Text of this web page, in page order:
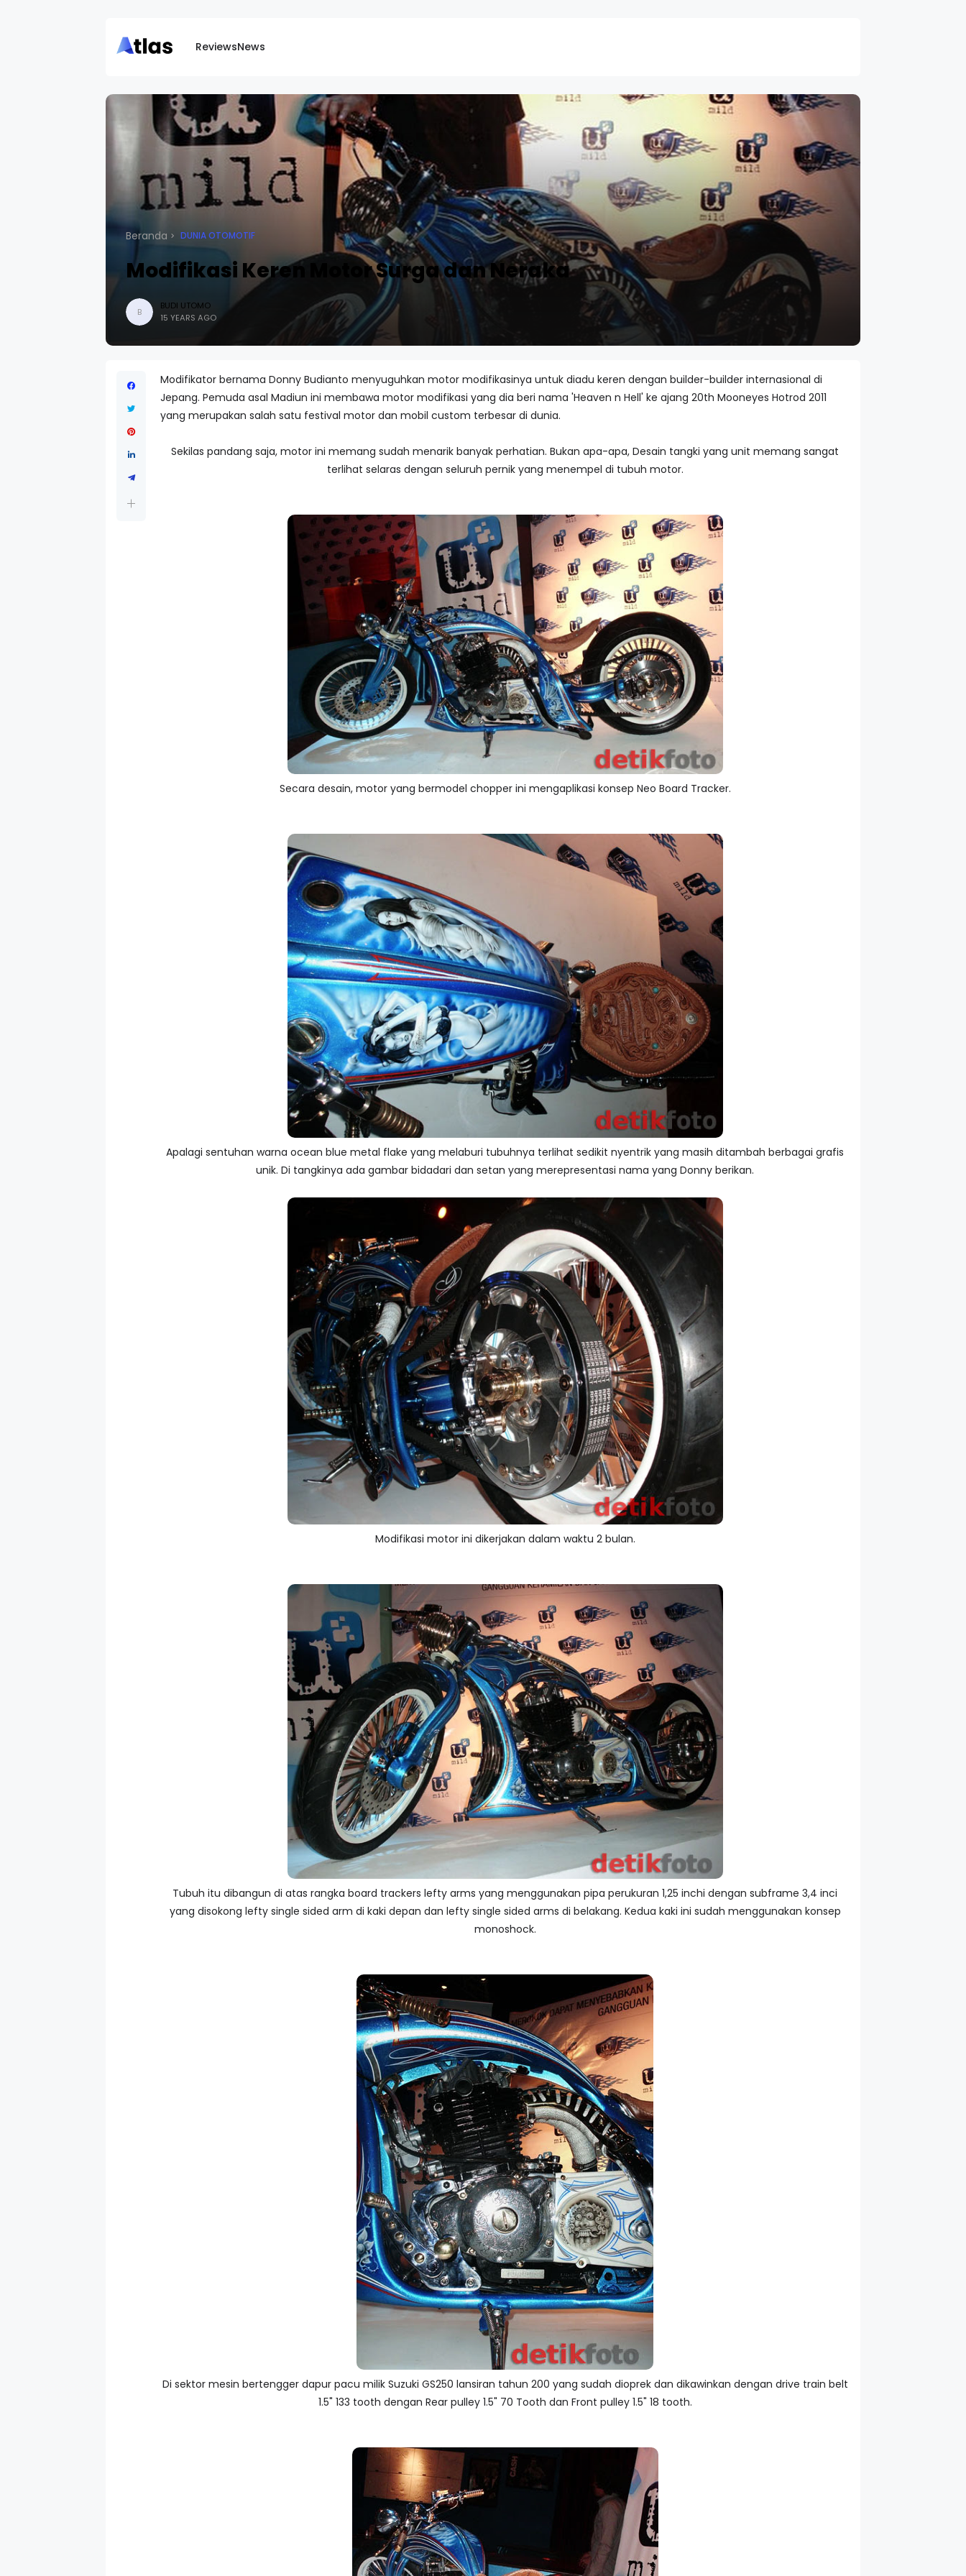
ReviewsNews
Beranda DUNIA OTOMOTIF
Modifikasi Keren Motor Surga dan Neraka
B
BUDI UTOMO
15 YEARS AGO
Modifikator bernama Donny Budianto menyuguhkan motor modifikasinya untuk diadu keren dengan builder-builder internasional di
Jepang. Pemuda asal Madiun ini membawa motor modifikasi yang dia beri nama 'Heaven n Hell' ke ajang 20th Mooneyes Hotrod 2011
yang merupakan salah satu festival motor dan mobil custom terbesar di dunia.
Sekilas pandang saja, motor ini memang sudah menarik banyak perhatian. Bukan apa-apa, Desain tangki yang unit memang sangat
terlihat selaras dengan seluruh pernik yang menempel di tubuh motor.
Secara desain, motor yang bermodel chopper ini mengaplikasi konsep Neo Board Tracker.
Apalagi sentuhan warna ocean blue metal flake yang melaburi tubuhnya terlihat sedikit nyentrik yang masih ditambah berbagai grafis
unik. Di tangkinya ada gambar bidadari dan setan yang merepresentasi nama yang Donny berikan.
Modifikasi motor ini dikerjakan dalam waktu 2 bulan.
Tubuh itu dibangun di atas rangka board trackers lefty arms yang menggunakan pipa perukuran 1,25 inchi dengan subframe 3,4 inci
yang disokong lefty single sided arm di kaki depan dan lefty single sided arms di belakang. Kedua kaki ini sudah menggunakan konsep
monoshock.
Di sektor mesin bertengger dapur pacu milik Suzuki GS250 lansiran tahun 200 yang sudah dioprek dan dikawinkan dengan drive train belt
1.5" 133 tooth dengan Rear pulley 1.5" 70 Tooth dan Front pulley 1.5" 18 tooth.